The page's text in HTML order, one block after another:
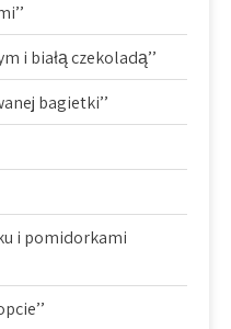
i białą czekoladą’’
bagietki’’
i pomidorkami